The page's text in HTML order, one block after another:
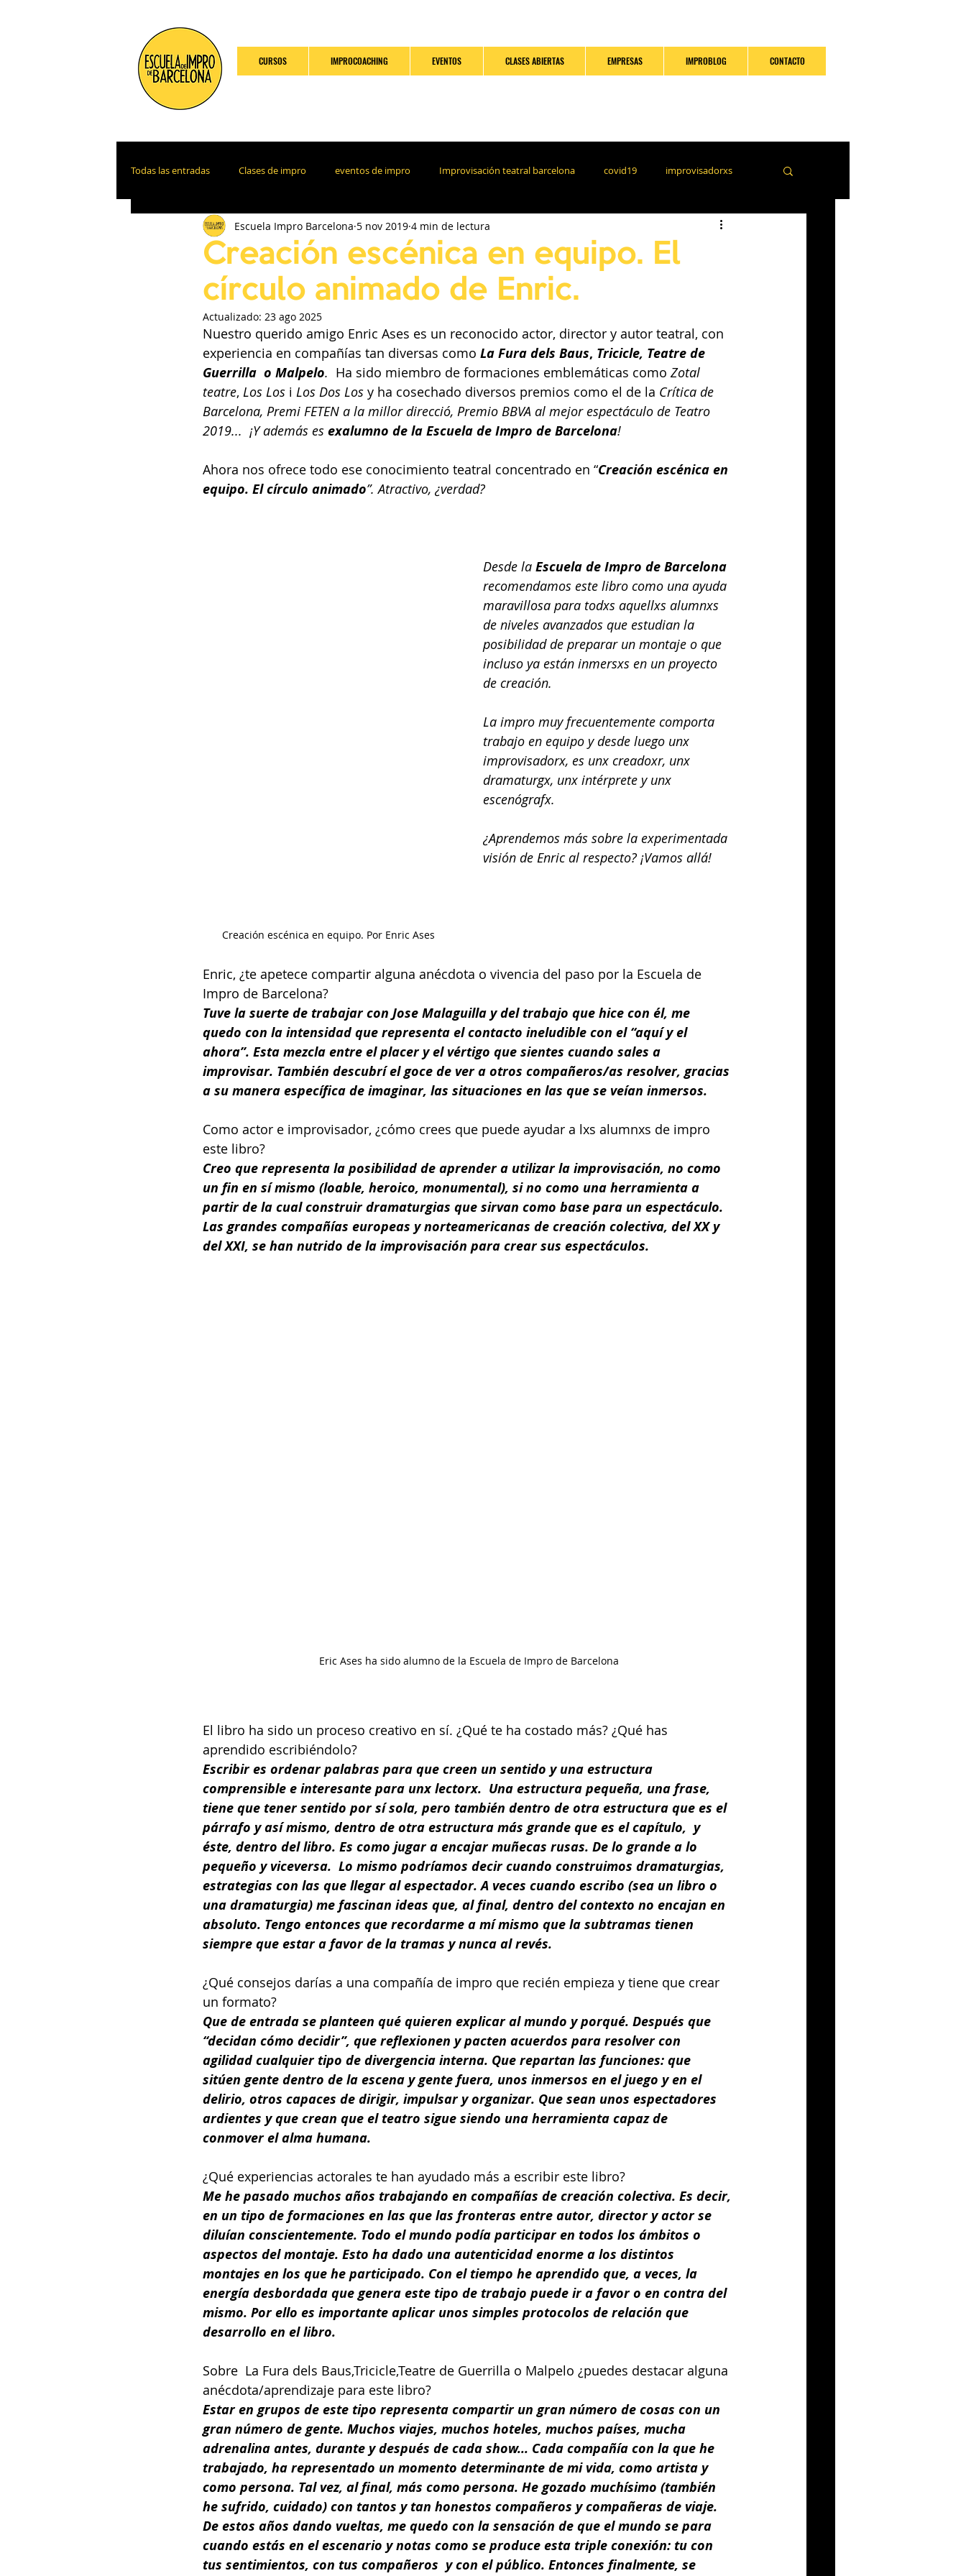
CURSOS IMPROCOACHING EVENTOS CLASES ABIERTAS EMPRESAS IMPROBLOG CONTACTO
Todas las entradas Clases de impro eventos de impro Improvisación teatral barcelona covid19 improvisadorxs
Creación escénica en equipo. El
círculo animado de Enric.
Escuela Impro Barcelona 5 nov 2019 4 min de lectura
Actualizado: 23 ago 2025
Nuestro querido amigo Enric Ases es un reconocido actor, director y autor teatral, con
experiencia en compañías tan diversas como La Fura dels Baus, Tricicle, Teatre de
Guerrilla  o Malpelo.
  Ha sido miembro de formaciones emblemáticas como
Zotal
teatre, Los Los i Los Dos Los y ha cosechado diversos premios como el de la Crítica de
Barcelona, Premi FETEN a la millor direcció, Premio BBVA al mejor espectáculo de Teatro
2019...  ¡Y además es exalumno de la Escuela de Impro de Barcelona!
Ahora nos ofrece todo ese conocimiento teatral concentrado en “Creación escénica en
equipo. El círculo animado”. Atractivo, ¿verdad?
Creación escénica en equipo. Por Enric Ases
Desde la Escuela de Impro de Barcelona
recomendamos este libro como una ayuda
maravillosa para todxs aquellxs alumnxs
de niveles avanzados que estudian la
posibilidad de preparar un montaje o que
incluso ya están inmersxs en un proyecto
de creación.
La impro muy frecuentemente comporta
trabajo en equipo y desde luego unx
improvisadorx, es unx creadoxr, unx
dramaturgx, unx intérprete y unx
escenógrafx.
¿Aprendemos más sobre la experimentada
visión de Enric al respecto? ¡Vamos allá!
Enric, ¿te apetece compartir alguna anécdota o vivencia del paso por la Escuela de
Impro de Barcelona?
Tuve la suerte de trabajar con Jose Malaguilla y del trabajo que hice con él, me
quedo con la intensidad que representa el contacto ineludible con el “aquí y el
ahora”. Esta mezcla entre el placer y el vértigo que sientes cuando sales a
improvisar. También descubrí el goce de ver a otros compañeros/as resolver, gracias
a su manera específica de imaginar, las situaciones en las que se veían inmersos.
Como actor e improvisador, ¿cómo crees que puede ayudar a lxs alumnxs de impro
este libro?
Creo que representa la posibilidad de aprender a utilizar la improvisación, no como
un fin en sí mismo (loable, heroico, monumental), si no como una herramienta a
partir de la cual construir dramaturgias que sirvan como base para un espectáculo.
Las grandes compañías europeas y norteamericanas de creación colectiva, del XX y
del XXI, se han nutrido de la improvisación para crear sus espectáculos.
Eric Ases ha sido alumno de la Escuela de Impro de Barcelona
El libro ha sido un proceso creativo en sí. ¿Qué te ha costado más? ¿Qué has
aprendido escribiéndolo?
Escribir es ordenar palabras para que creen un sentido y una estructura
comprensible e interesante para unx lectorx.  Una estructura pequeña, una frase,
tiene que tener sentido por sí sola, pero también dentro de otra estructura que es el
párrafo y así mismo, dentro de otra estructura más grande que es el capítulo,  y
éste, dentro del libro. Es como jugar a encajar muñecas rusas. De lo grande a lo
pequeño y viceversa.  Lo mismo podríamos decir cuando construimos dramaturgias,
estrategias con las que llegar al espectador. A veces cuando escribo (sea un libro o
una dramaturgia) me fascinan ideas que, al final, dentro del contexto no encajan en
absoluto. Tengo entonces que recordarme a mí mismo que la subtramas tienen
siempre que estar a favor de la tramas y nunca al revés.
¿Qué consejos darías a una compañía de impro que recién empieza y tiene que crear
un formato?
Que de entrada se planteen qué quieren explicar al mundo y porqué. Después que
“decidan cómo decidir”, que reflexionen y pacten acuerdos para resolver con
agilidad cualquier tipo de divergencia interna. Que repartan las funciones: que
sitúen gente dentro de la escena y gente fuera, unos inmersos en el juego y en el
delirio, otros capaces de dirigir, impulsar y organizar. Que sean unos espectadores
ardientes y que crean que el teatro sigue siendo una herramienta capaz de
conmover el alma humana.
¿Qué experiencias actorales te han ayudado más a escribir este libro?
Me he pasado muchos años trabajando en compañías de creación colectiva. Es decir,
en un tipo de formaciones en las que las fronteras entre autor, director y actor se
diluían conscientemente. Todo el mundo podía participar en todos los ámbitos o
aspectos del montaje. Esto ha dado una autenticidad enorme a los distintos
montajes en los que he participado. Con el tiempo he aprendido que, a veces, la
energía desbordada que genera este tipo de trabajo puede ir a favor o en contra del
mismo. Por ello es importante aplicar unos simples protocolos de relación que
desarrollo en el libro.
Sobre  La Fura dels Baus,Tricicle,Teatre de Guerrilla o Malpelo ¿puedes destacar alguna
anécdota/aprendizaje para este libro?
Estar en grupos de este tipo representa compartir un gran número de cosas con un
gran número de gente. Muchos viajes, muchos hoteles, muchos países, mucha
adrenalina antes, durante y después de cada show... Cada compañía con la que he
trabajado, ha representado un momento determinante de mi vida, como artista y
como persona. Tal vez, al final, más como persona. He gozado muchísimo (también
he sufrido, cuidado) con tantos y tan honestos compañeros y compañeras de viaje.
De estos años dando vueltas, me quedo con la sensación de que el mundo se para
cuando estás en el escenario y notas como se produce esta triple conexión: tu con
tus sentimientos, con tus compañeros  y con el público. Entonces finalmente, se